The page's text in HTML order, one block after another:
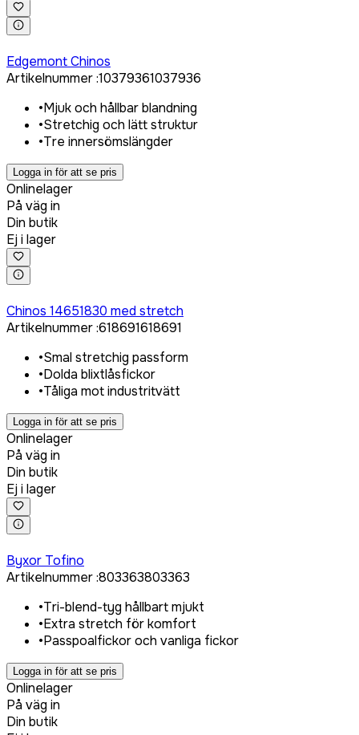
Edgemont Chinos
Artikelnummer:10379361037936
•Mjuk och hållbar blandning
•Stretchig och lätt struktur
•Tre innersömslängder
Logga in för att se pris
Onlinelager
På väg in
Din butik
Ej i lager
Chinos 14651830 med stretch
Artikelnummer:618691618691
•Smal stretchig passform
•Dolda blixtlåsfickor
•Tåliga mot industritvätt
Logga in för att se pris
Onlinelager
På väg in
Din butik
Ej i lager
Byxor Tofino
Artikelnummer:803363803363
•Tri-blend-tyg hållbart mjukt
•Extra stretch för komfort
•Passpoalfickor och vanliga fickor
Logga in för att se pris
Onlinelager
På väg in
Din butik